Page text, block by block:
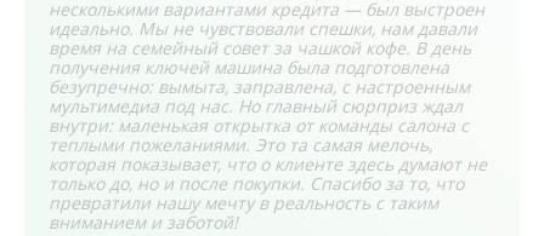
несколькими вариантами кредита — был выстроен
идеально. Мы не чувствовали спешки, нам давали
время на семейный совет за чашкой кофе. В день
получения ключей машина была подготовлена
безупречно: вымыта, заправлена, с настроенным
мультимедиа под нас. Но главный сюрприз ждал
внутри: маленькая открытка от команды салона с
теплыми пожеланиями. Это та самая мелочь,
которая показывает, что о клиенте здесь думают не
только до, но и после покупки. Спасибо за то, что
превратили нашу мечту в реальность с таким
вниманием и заботой!